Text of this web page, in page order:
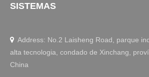
SISTEMAS
 Address: No.2 Laisheng Road, parque
alta tecnologia, condado de Xinchang,
China